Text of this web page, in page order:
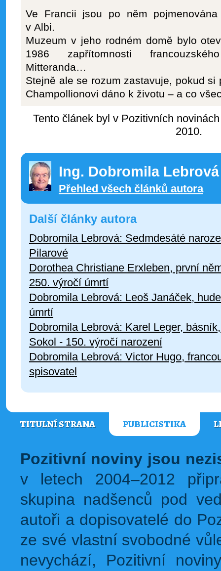
Ve Francii jsou po něm
v Albi.
Muzeum v jeho rodném domě bylo
1986 zapřítomnosti
Mitteranda…
Stejně ale se rozum zastavuje, pokud
Champollionovi dáno k životu – a co
Tento článek byl v Pozitivních
2010.
Ing. Dobromila Lebrová
Přehled všech článků autora
Další články autora
Dobromila Lebrová: Sedmdesáté
Pilarové
Dorothea Christiane Erxleben, první
250. výročí úmrtí
Dobromila Lebrová: Leoš Janáček,
úmrtí
Dobromila Lebrová: Karel Leger,
Sokol - 150. výročí narození
Dobromila Lebrová: Victor Hugo,
spisovatel
TITULNÍ STRANA PUBLICISTIKA
Pozitivní noviny jsou
v letech 2004–2012
skupina nadšenců pod
autoři a dopisovatelé do
ze své vlastní svobodné
nevychází, Pozitivní